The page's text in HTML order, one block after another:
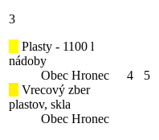
3
Plasty - 1100 l
nádoby
Obec Hronec
Vrecový zber
plastov, skla
Obec Hronec
4 5